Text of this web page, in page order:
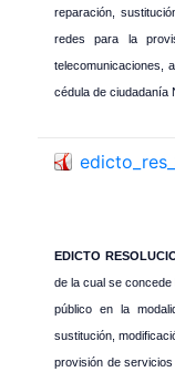
reparación,
redes para la
telecomunicaciones,
cédula de ciudadanía
EDICTO
de la cual se
público en la
sustitución,
provisión de